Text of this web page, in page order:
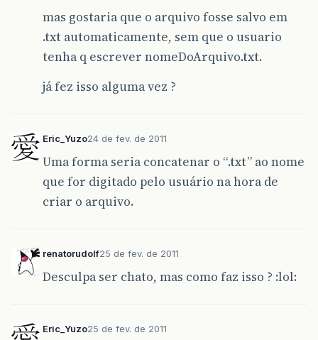
mas gostaria que o arquivo fosse salvo em
.txt automaticamente, sem que o usuario
tenha q escrever nomeDoArquivo.txt.
já fez isso alguma vez ?
Eric_Yuzo24 de fev. de 2011
Uma forma seria concatenar o “.txt” ao nome
que for digitado pelo usuário na hora de
criar o arquivo.
renatorudolf25 de fev. de 2011
Desculpa ser chato, mas como faz isso ? :lol:
Eric_Yuzo25 de fev. de 2011